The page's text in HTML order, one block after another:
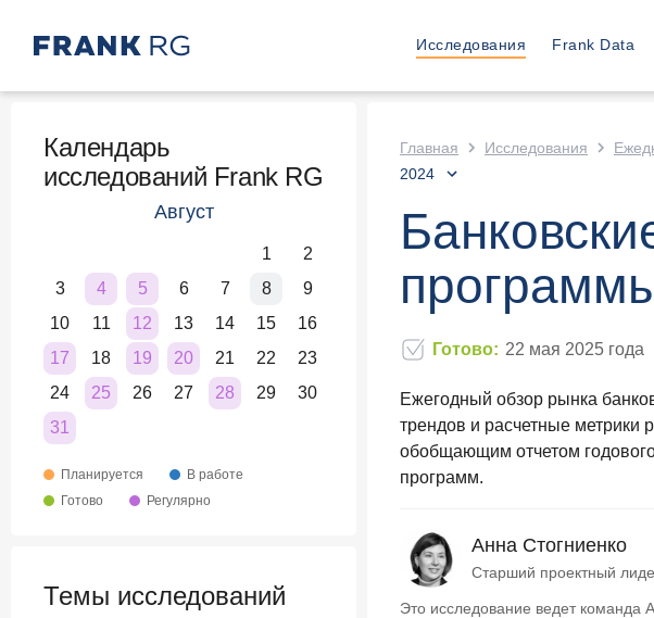
Исследования Frank Data
Календарь
исследований Frank RG
Август
1
2
3
4 5 6 7 8
9
10
11 12 13 14 15
16
17
18 19 20 21 22
23
24
25 26 27 28 29
30
31
Планируется
В работе
Готово
Регулярно
Темы исследований
Главная Исследования
2024
Готово: 22 мая 2025 года
Ежегодный обзор рынка
трендов и расчетные метрики
обобщающим отчетом
программ.
Анна Стогниенко
Старший проектный
Это исследование ведет